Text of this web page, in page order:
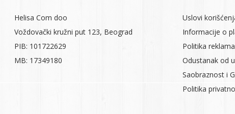
Helisa Com doo
Voždovački kružni put 123, Beograd
PIB: 101722629
MB: 17349180
Uslovi
Informacije o
Politika
Odustanak od
Saobraznost i
Politika